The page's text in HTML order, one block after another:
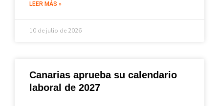
LEER MÁS »
10 de julio de 2026
Canarias aprueba su calendario
laboral de 2027